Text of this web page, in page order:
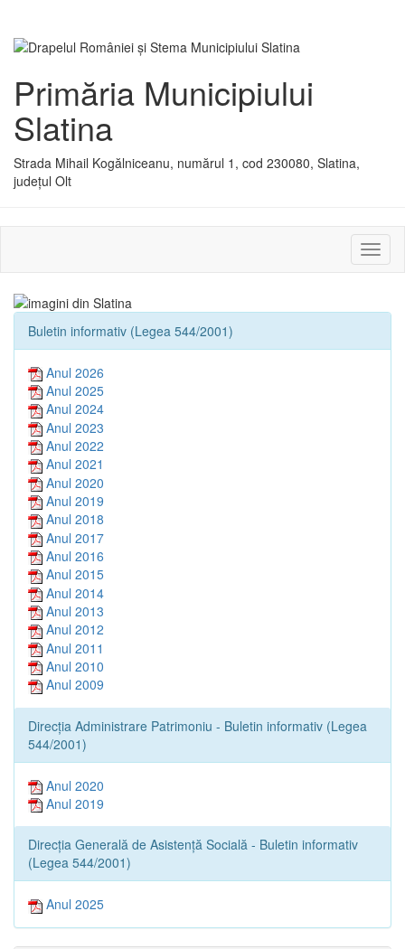
Primăria Municipiului
Slatina
Strada Mihail Kogălniceanu, numărul 1, cod 230080, Slatina,
județul Olt
sau
Buletin informativ (Legea 544/2001)
Anul 2026
Anul 2025
Anul 2024
Anul 2023
Anul 2022
Anul 2021
Anul 2020
Anul 2019
Anul 2018
Anul 2017
Anul 2016
Anul 2015
Anul 2014
Anul 2013
Anul 2012
Anul 2011
Anul 2010
Anul 2009
Direcția Administrare Patrimoniu - Buletin informativ (Legea
544/2001)
Anul 2020
Anul 2019
Direcția Generală de Asistență Socială - Buletin informativ
(Legea 544/2001)
Anul 2025